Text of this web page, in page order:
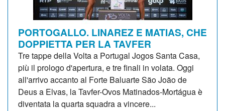
PORTOGALLO. LINAREZ E MATIAS, CHE
DOPPIETTA PER LA TAVFER
Tre tappe della Volta a Portugal Jogos Santa Casa,
più il prologo d'apertura, e tre finali in volata. Oggi
all'arrivo accanto al Forte Baluarte São João de
Deus a Elvas, la Tavfer-Ovos Matinados-Mortágua è
diventata la quarta squadra a vincere...